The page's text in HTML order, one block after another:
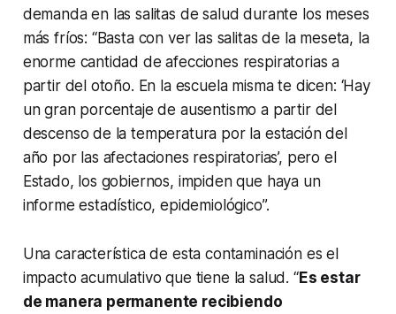
demanda en las salitas de salud durante los meses
más fríos: “Basta con ver las salitas de la meseta, la
enorme cantidad de afecciones respiratorias a
partir del otoño. En la escuela misma te dicen: ‘Hay
un gran porcentaje de ausentismo a partir del
descenso de la temperatura por la estación del
año por las afectaciones respiratorias’, pero el
Estado, los gobiernos, impiden que haya un
informe estadístico, epidemiológico”.
Una característica de esta contaminación es el
impacto acumulativo que tiene la salud. “Es estar
de manera permanente recibiendo